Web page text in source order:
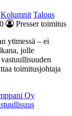
Kolumnit Talous
Presser toimitus
ytimessä – ei
jolle
toimitusjohtaja
Oy